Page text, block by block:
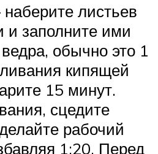
листьев
и заполните ими
обычно это 1
кипящей
15 минут.
сцедите
рабочий
1:20. Перед